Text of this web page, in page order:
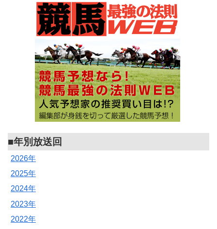
■年別放送回
2026年
2025年
2024年
2023年
2022年